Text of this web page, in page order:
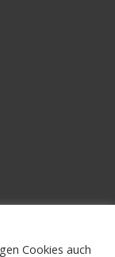
Cookies auch